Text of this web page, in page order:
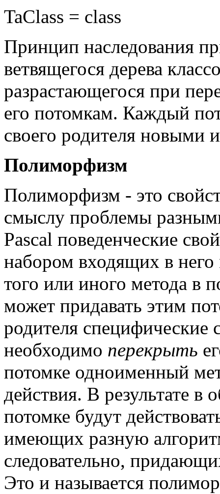
TaClass = class
Принцип наследования
ветвящегося дерева
разрастающегося при
его потомкам. Каждый
своего родителя новыми
Полиморфизм
Полиморфизм - это
смыслу проблемы
Pascal поведенческие
набором входящих в
того или иного метода в
может придавать этим
родителя специфические
необходимо перекрыть
потомке одноименный
действия. В результате в
потомке будут
имеющих разную
следовательно,
Это и называется